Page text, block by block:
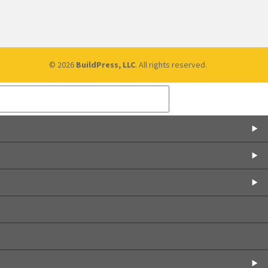
© 2026 BuildPress, LLC. All rights reserved.